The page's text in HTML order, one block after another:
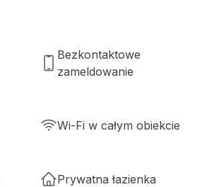
Bezkontaktowe
zameldowanie
Wi-Fi w całym obiekcie
Prywatna łazienka